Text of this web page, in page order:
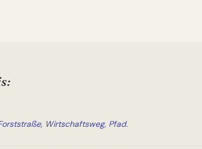
:
Wirtschaftsweg, Pfad.